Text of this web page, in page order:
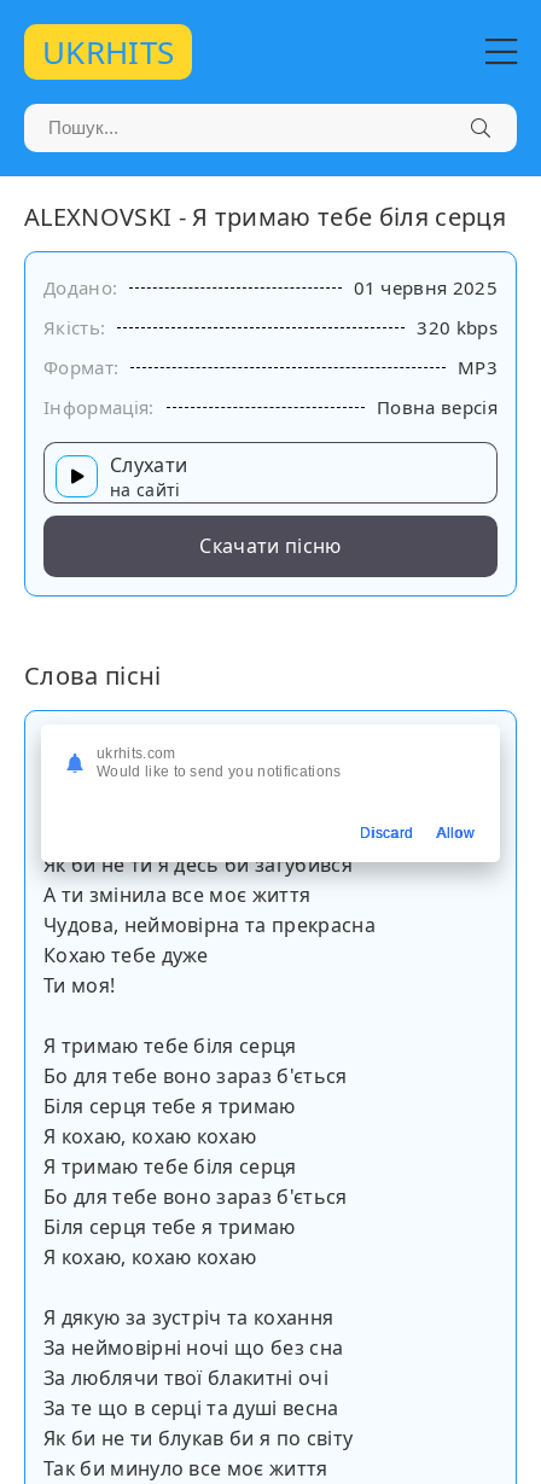
UKRHITS
ALEXNOVSKI - Я тримаю тебе біля серця
Додано:
01 червня 2025
Якість:
320 kbps
Формат:
MP3
Інформація:
Повна версія
Слухати
на сайті
Скачати пісню
Слова пісні
Я дякую що нас звела з тобою доля
Що шлях до тебе мій не замело
Та що взяла мене ти під своє крило
Як би не ти я десь би загубився
А ти змінила все моє життя
Чудова, неймовірна та прекрасна
Кохаю тебе дуже
Ти моя!
Я тримаю тебе біля серця
Бо для тебе воно зараз б'ється
Біля серця тебе я тримаю
Я кохаю, кохаю кохаю
Я тримаю тебе біля серця
Бо для тебе воно зараз б'ється
Біля серця тебе я тримаю
Я кохаю, кохаю кохаю
Я дякую за зустріч та кохання
За неймовірні ночі що без сна
За люблячи твої блакитні очі
За те що в серці та душі весна
Як би не ти блукав би я по світу
Так би минуло все моє життя
ukrhits.com
Would like to send you notifications
Discard Allow